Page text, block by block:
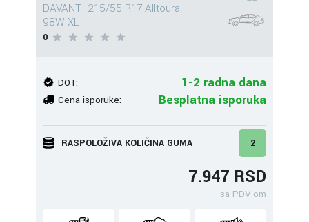
DAVANTI 215/55 R17 Alltoura
98W XL
0
DOT: 1-2 radna dana
Cena isporuke: Besplatna isporuka
RASPOLOŽIVA KOLIČINA GUMA 2
7.947 RSD
sa PDV-om